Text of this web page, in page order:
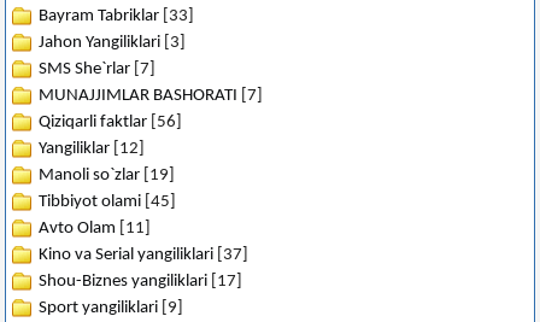
Bayram Tabriklar [33]
Jahon Yangiliklari [3]
SMS She`rlar [7]
MUNAJJIMLAR BASHORATI
[7]
Qiziqarli faktlar [56]
Yangiliklar [12]
Manoli so`zlar [19]
Tibbiyot olami [45]
Avto Olam
[11]
Kino va Serial yangiliklari [37]
Shou-Biznes yangiliklari [17]
Sport yangiliklari [9]